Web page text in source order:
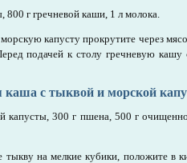
800 г гречневой каши, 1 л молока.
капусту прокрутите через
подачей к столу гречневую кашу
с тыквой и морской
капусты, 300 г пшена, 500 г
тыкву на мелкие кубики, положите в